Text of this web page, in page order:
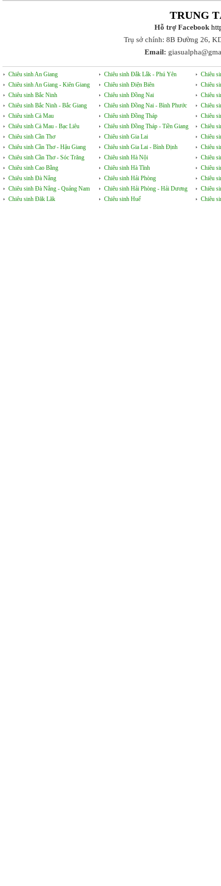
TRUNG
Hỗ trợ Facebook
Trụ sở chính: 8B Đường 26,
Email:
Chiêu sinh An Giang
Chiêu sinh An Giang - Kiên Giang
Chiêu sinh Bắc Ninh
Chiêu sinh Bắc Ninh - Bắc Giang
Chiêu sinh Cà Mau
Chiêu sinh Cà Mau - Bạc Liêu
Chiêu sinh Cần Thơ
Chiêu sinh Cần Thơ - Hậu Giang
Chiêu sinh Cần Thơ - Sóc Trăng
Chiêu sinh Cao Bằng
Chiêu sinh Đà Nẵng
Chiêu sinh Đà Nẵng - Quảng Nam
Chiêu sinh Đăk Lăk
Chiêu sinh Đắk Lắk - Phú Yên
Chiêu sinh Điện Biên
Chiêu sinh Đồng Nai
Chiêu sinh Đồng Nai - Bình Phước
Chiêu sinh Đồng Tháp
Chiêu sinh Đồng Tháp - Tiền Giang
Chiêu sinh Gia Lai
Chiêu sinh Gia Lai - Bình Định
Chiêu sinh Hà Nội
Chiêu sinh Hà Tĩnh
Chiêu sinh Hải Phòng
Chiêu sinh Hải Phòng - Hải Dương
Chiêu sinh Huế
Chiêu
Chiêu
Chiêu
Chiêu
Chiêu
Chiêu
Chiêu
Chiêu
Chiêu
Chiêu
Chiêu
Chiêu
Chiêu